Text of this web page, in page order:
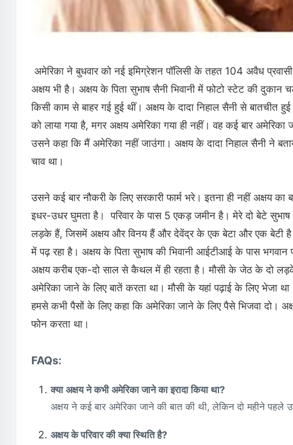
अमेरिका ने बुधवार को नई इमिग्रेशन पॉलिसी के तहत 104 अवैध
अक्षय भी है। अक्षय के पिता सुभाष सैनी भिवानी में फोटो स्टेट की
किसी काम से बाहर गई हुई थीं। अक्षय के दादा निहाल सैनी से बातचीत
को लाया गया है, मगर अक्षय अमेरिका गया ही नहीं। वह कई बार
उसने कहा कि मैं अमेरिका नहीं जाउंगा। अक्षय के दादा निहाल सैनी ने
चाव था।
उसने कई बार नौकरी के लिए सरकारी फार्म भरे। इतना ही नहीं अक्षय का
इधर-उधर घुमता है। परिवार के पास 5 एकड़ जमीन है। मेरे दो बेटे
लड़के हैं, जिसमें अक्षय और विनय हैं और देवेंद्र के एक बेटा और एक बेटी है।
में पढ़ रहा है। अक्षय के पिता सुभाष की भिवानी आईटीआई के पास
अक्षय करीब एक-दो साल से कैथल में ही रहता है। मौसी के जेठ के दो
अमेरिका जाने के लिए बातें करता था। मौसी के यहां पढ़ाई के लिए भेजा
हमसे कभी पैसों के लिए कहा कि अमेरिका जाने के लिए पैसे भिजवा दो।
फोन करता था।
FAQs:
क्या अक्षय ने कभी अमेरिका जाने का इरादा किया था?
अक्षय ने कई बार अमेरिका जाने की बात की थी, लेकिन दो महीने पहले
अक्षय के परिवार की क्या स्थिति है?